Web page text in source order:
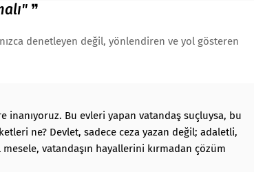
❞
denetleyen değil, yönlendiren ve yol gösteren
inanıyoruz. Bu evleri yapan vatandaş suçluysa, bu
ne? Devlet, sadece ceza yazan değil; adaletli,
mesele, vatandaşın hayallerini kırmadan çözüm